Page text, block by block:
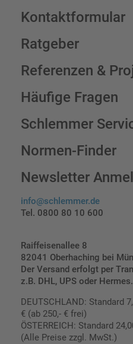
Kontaktformular
Ratgeber
Referenzen &
Häufige Fragen
Schlemmer
Normen-Finder
Newsletter
info@schlemmer.de
Tel. 0800 80 10 600
Raiffeisenallee 8
82041 Oberhaching bei
Der Versand erfolgt per
z.B. DHL, UPS oder Hermes.
DEUTSCHLAND: Standard
€ (ab 250,- € frei)
ÖSTERREICH: Standard
(Alle Preise zzgl. MwSt.)